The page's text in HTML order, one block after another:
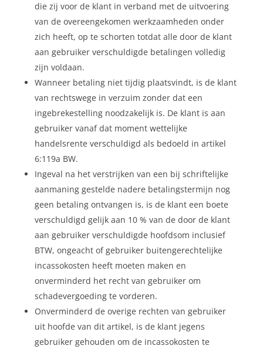
die zij voor de klant in verband met de uitvoering
van de overeengekomen werkzaamheden onder
zich heeft, op te schorten totdat alle door de klant
aan gebruiker verschuldigde betalingen volledig
zijn voldaan.
Wanneer betaling niet tijdig plaatsvindt, is de klant
van rechtswege in verzuim zonder dat een
ingebrekestelling noodzakelijk is. De klant is aan
gebruiker vanaf dat moment wettelijke
handelsrente verschuldigd als bedoeld in artikel
6:119a BW.
Ingeval na het verstrijken van een bij schriftelijke
aanmaning gestelde nadere betalingstermijn nog
geen betaling ontvangen is, is de klant een boete
verschuldigd gelijk aan 10 % van de door de klant
aan gebruiker verschuldigde hoofdsom inclusief
BTW, ongeacht of gebruiker buitengerechtelijke
incassokosten heeft moeten maken en
onverminderd het recht van gebruiker om
schadevergoeding te vorderen.
Onverminderd de overige rechten van gebruiker
uit hoofde van dit artikel, is de klant jegens
gebruiker gehouden om de incassokosten te